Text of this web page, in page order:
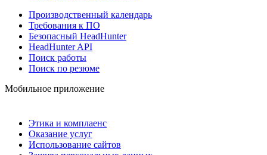
Производственный календарь
Требования к ПО
Безопасный HeadHunter
HeadHunter API
Поиск работы
Поиск по резюме
Мобильное приложение
Этика и комплаенс
Оказание услуг
Использование сайтов